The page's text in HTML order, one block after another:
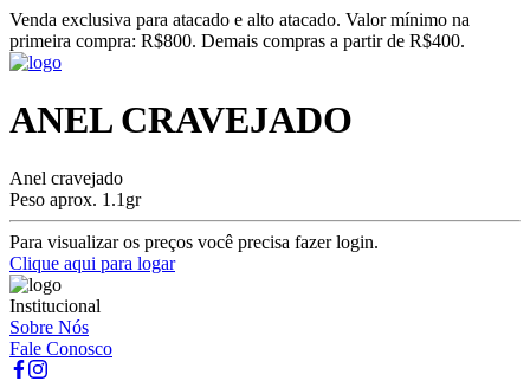
Venda exclusiva para atacado e alto atacado. Valor mínimo na
primeira compra: R$800. Demais compras a partir de R$400.
ANEL CRAVEJADO
Anel cravejado
Peso aprox. 1.1gr
Para visualizar os preços você precisa fazer login.
Clique aqui para logar
Institucional
Sobre Nós
Fale Conosco